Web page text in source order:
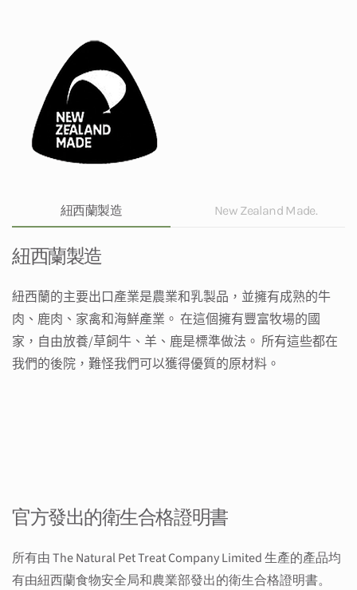
紐西蘭製造 New Zealand Made.
紐西蘭製造
紐西蘭的主要出口產業是農業和乳製品，並擁有成熟的牛
肉、鹿肉、家禽和海鮮產業。 在這個擁有豐富牧場的國
家，自由放養/草飼牛、羊、鹿是標準做法。 所有這些都在
我們的後院，難怪我們可以獲得優質的原材料。
官方發出的衛生合格證明書
所有由 The Natural Pet Treat Company Limited 生產的產品均
有由紐西蘭食物安全局和農業部發出的衛生合格證明書。